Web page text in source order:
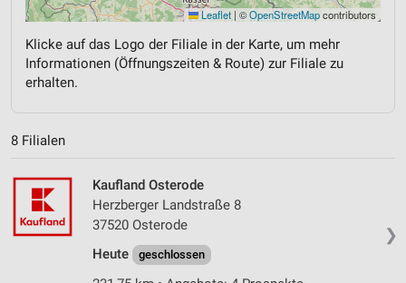
Leaflet | ©OpenStreetMapcontributors
Klicke auf das Logo der Filiale in der Karte, um mehr
Informationen (Öffnungszeiten & Route) zur Filiale zu
erhalten.
8 Filialen
❯
Kaufland Osterode
Herzberger Landstraße 8
37520 Osterode
Heute
geschlossen